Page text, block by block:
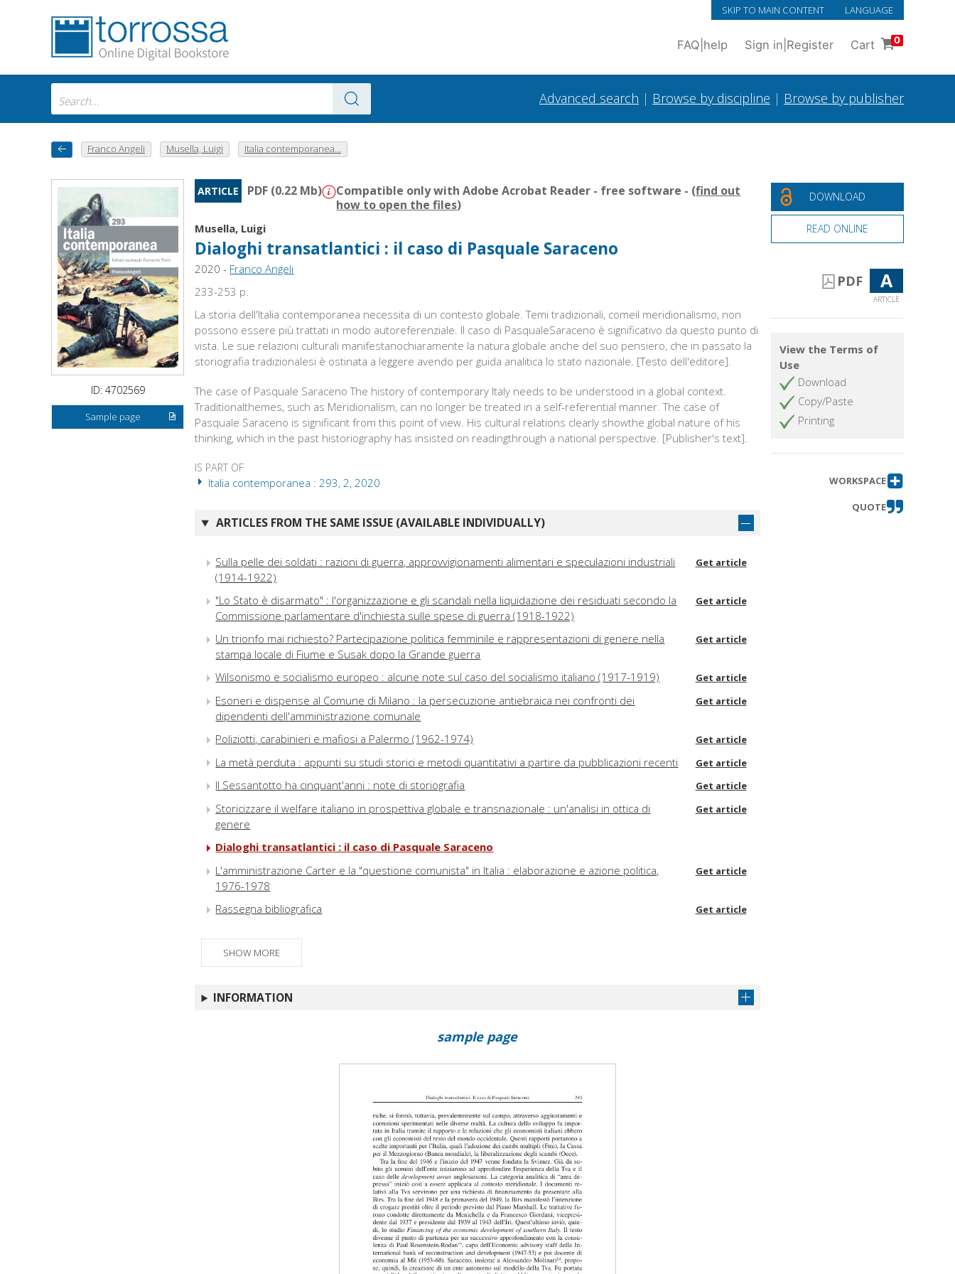
SKIP TO MAIN CONTENT LANGUAGE
FAQ help Sign in Register Cart 0
Advanced search | Browse by discipline | Browse by publisher
Franco Angeli Musella, Luigi Italia contemporanea...
ID: 4702569
Sample page
ARTICLE PDF (0.22 Mb) Compatible only with Adobe Acrobat Reader - free software - (find out
how to open the files)
Musella, Luigi
Dialoghi transatlantici : il caso di Pasquale Saraceno
2020 - Franco Angeli
233-253 p.
La storia dell'Italia contemporanea necessita di un contesto globale. Temi tradizionali, comeil meridionalismo, non
possono essere più trattati in modo autoreferenziale. Il caso di PasqualeSaraceno è significativo da questo punto di
vista. Le sue relazioni culturali manifestanochiaramente la natura globale anche del suo pensiero, che in passato la
storiografia tradizionalesi è ostinata a leggere avendo per guida analitica lo stato nazionale. [Testo dell'editore].
The case of Pasquale Saraceno The history of contemporary Italy needs to be understood in a global context.
Traditionalthemes, such as Meridionalism, can no longer be treated in a self-referential manner. The case of
Pasquale Saraceno is significant from this point of view. His cultural relations clearly showthe global nature of his
thinking, which in the past historiography has insisted on readingthrough a national perspective. [Publisher's text].
IS PART OF
Italia contemporanea : 293, 2, 2020
ARTICLES FROM THE SAME ISSUE (AVAILABLE INDIVIDUALLY)
Sulla pelle dei soldati : razioni di guerra, approvvigionamenti alimentari e speculazioni industriali
(1914-1922)
Get article
"Lo Stato è disarmato" : l'organizzazione e gli scandali nella liquidazione dei residuati secondo la
Commissione parlamentare d'inchiesta sulle spese di guerra (1918-1922)
Get article
Un trionfo mai richiesto? Partecipazione politica femminile e rappresentazioni di genere nella
stampa locale di Fiume e Susak dopo la Grande guerra
Get article
Wilsonismo e socialismo europeo : alcune note sul caso del socialismo italiano (1917-1919) Get article
Esoneri e dispense al Comune di Milano : la persecuzione antiebraica nei confronti dei
dipendenti dell'amministrazione comunale
Get article
Poliziotti, carabinieri e mafiosi a Palermo (1962-1974) Get article
La metà perduta : appunti su studi storici e metodi quantitativi a partire da pubblicazioni recenti Get article
Il Sessantotto ha cinquant'anni : note di storiografia Get article
Storicizzare il welfare italiano in prospettiva globale e transnazionale : un'analisi in ottica di
genere
Get article
Dialoghi transatlantici : il caso di Pasquale Saraceno
L'amministrazione Carter e la "questione comunista" in Italia : elaborazione e azione politica,
1976-1978
Get article
Rassegna bibliografica Get article
SHOW MORE
INFORMATION
DOWNLOAD
READ ONLINE
PDF A
ARTICLE
View the Terms of
Use
Download
Copy/Paste
Printing
WORKSPACE
QUOTE
sample page